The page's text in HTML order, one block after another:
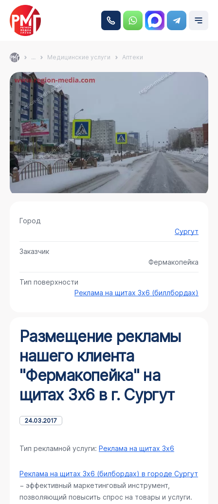
... Медицинские услуги Аптеки
Город
Сургут
Заказчик
Фермакопейка
Тип поверхности
Реклама на щитах 3х6 (биллбордах)
Размещение рекламы
нашего клиента
"Фермакопейка" на
щитах 3х6 в г. Сургут
24.03.2017
Тип рекламной услуги: Реклама на щитах 3х6
Реклама на щитах 3х6 (билбордах) в городе Сургут
− эффективный маркетинговый инструмент,
позволяющий повысить спрос на товары и услуги.